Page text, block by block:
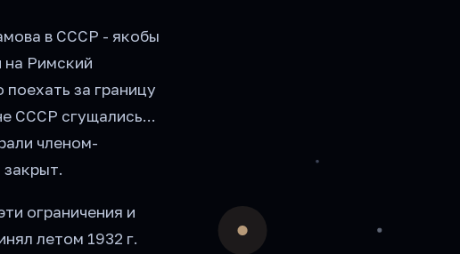
в СССР - якобы
на Римский
за границу
СССР сгущались...
членом-
ограничения и
летом 1932 г.